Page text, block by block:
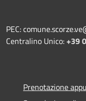
PEC:
Centralino Unico:+39
Prenotazione